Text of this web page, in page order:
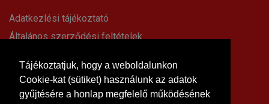
Tájékoztatjuk, hogy a weboldalunkon
Cookie-kat (sütiket) használunk az adatok
gyűjtésére a honlap megfelelő működésének
Adatkezlési tájékoztató
Általános szerződési feltételek
Impresszum
Süti beállítások